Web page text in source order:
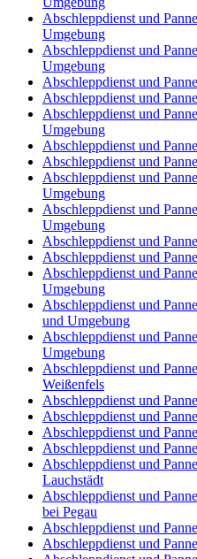
Abschleppdienst und
Umgebung
Abschleppdienst und
Umgebung
Abschleppdienst und
Abschleppdienst und
Abschleppdienst und
Umgebung
Abschleppdienst und
Abschleppdienst und
Abschleppdienst und
Umgebung
Abschleppdienst und
Umgebung
Abschleppdienst und
Abschleppdienst und
Abschleppdienst und
Umgebung
Abschleppdienst und
und Umgebung
Abschleppdienst und
Umgebung
Abschleppdienst und
Weißenfels
Abschleppdienst und
Abschleppdienst und
Abschleppdienst und
Abschleppdienst und
Abschleppdienst und
Lauchstädt
Abschleppdienst und
bei Pegau
Abschleppdienst und
Abschleppdienst und